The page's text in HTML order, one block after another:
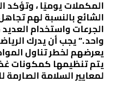
المكملات يوميًا ، وتؤكد
الشائع بالنسبة لهم
الجرعات واستخدام
واحد .” يجب أن يدرك
يعرضهم لخطر تناول
يتم تنظيمها كمكونات
لمعايير السلامة الصارمة